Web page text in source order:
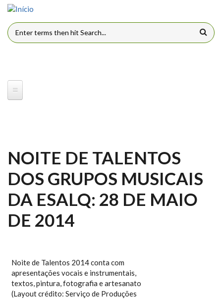
Pular para o conteúdo principal
FORMULÁRIO DE BUSCA
NOITE DE TALENTOS
DOS GRUPOS MUSICAIS
DA ESALQ: 28 DE MAIO
DE 2014
Noite de Talentos 2014 conta com
apresentações vocais e instrumentais,
textos, pintura, fotografia e artesanato
(Layout crédito: Serviço de Produções